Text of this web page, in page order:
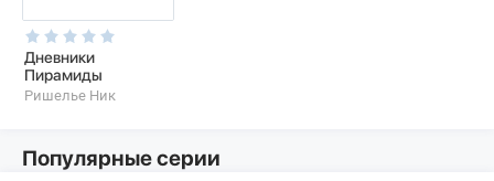
Дневники
Пирамиды
Ришелье Ник
Популярные серии